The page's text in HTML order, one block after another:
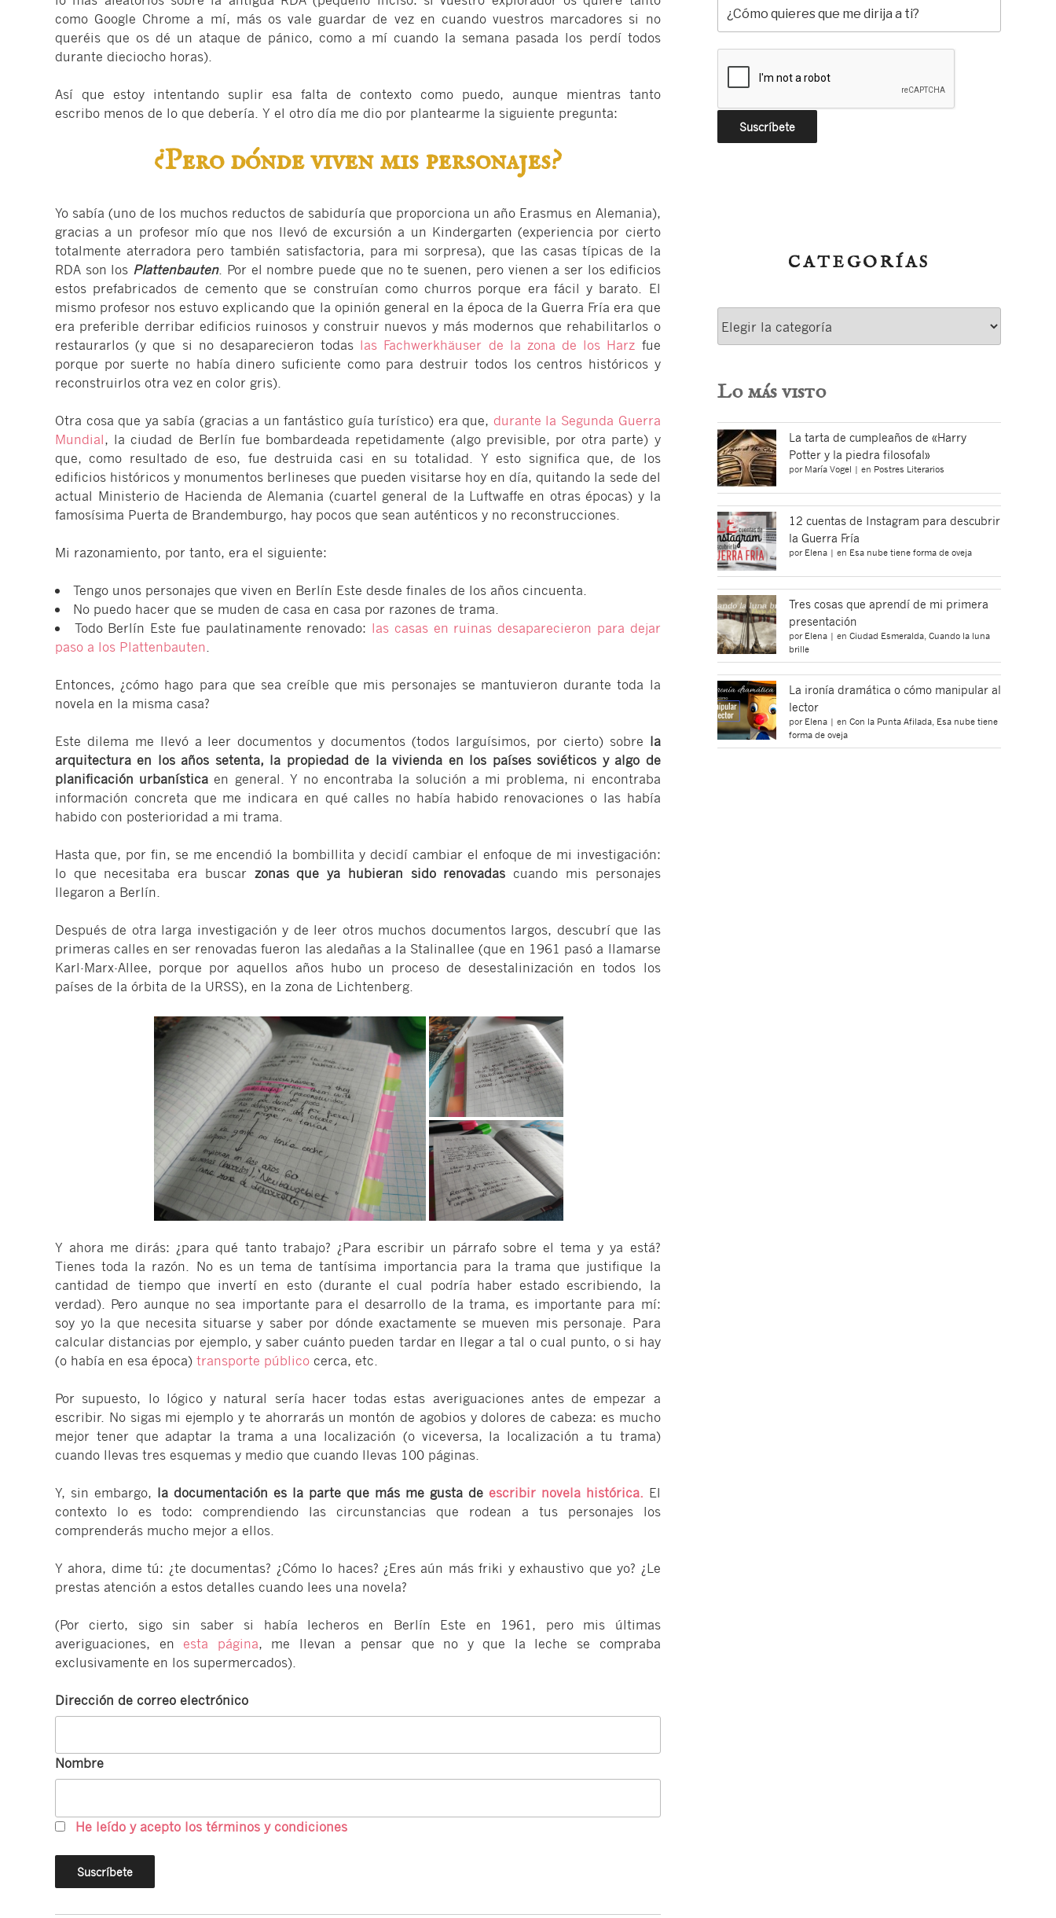
como Google Chrome a mí, más os vale guardar de vez en cuando vuestros marcadores si no
queréis que os dé un ataque de pánico, como a mí cuando la semana pasada los perdí todos
durante dieciocho horas).
Así que estoy intentando suplir esa falta de contexto como puedo, aunque mientras tanto
escribo menos de lo que debería. Y el otro día me dio por plantearme la siguiente pregunta:
¿Pero dónde viven mis personajes?
Yo sabía (uno de los muchos reductos de sabiduría que proporciona un año Erasmus en Alemania),
gracias a un profesor mío que nos llevó de excursión a un Kindergarten (experiencia por cierto
totalmente aterradora pero también satisfactoria, para mi sorpresa), que las casas típicas de la
RDA son los Plattenbauten. Por el nombre puede que no te suenen, pero vienen a ser los edificios
estos prefabricados de cemento que se construían como churros porque era fácil y barato. El
mismo profesor nos estuvo explicando que la opinión general en la época de la Guerra Fría era que
era preferible derribar edificios ruinosos y construir nuevos y más modernos que rehabilitarlos o
restaurarlos (y que si no desaparecieron todas las Fachwerkhäuser de la zona de los Harz fue
porque por suerte no había dinero suficiente como para destruir todos los centros históricos y
reconstruirlos otra vez en color gris).
Otra cosa que ya sabía (gracias a un fantástico guía turístico) era que, durante la Segunda Guerra
Mundial, la ciudad de Berlín fue bombardeada repetidamente (algo previsible, por otra parte) y
que, como resultado de eso, fue destruida casi en su totalidad. Y esto significa que, de los
edificios históricos y monumentos berlineses que pueden visitarse hoy en día, quitando la sede del
actual Ministerio de Hacienda de Alemania (cuartel general de la Luftwaffe en otras épocas) y la
famosísima Puerta de Brandemburgo, hay pocos que sean auténticos y no reconstrucciones.
Mi razonamiento, por tanto, era el siguiente:
Tengo unos personajes que viven en Berlín Este desde finales de los años cincuenta.
No puedo hacer que se muden de casa en casa por razones de trama.
Todo Berlín Este fue paulatinamente renovado: las casas en ruinas desaparecieron para dejar
paso a los Plattenbauten
Entonces, ¿cómo hago para que sea creíble que mis personajes se mantuvieron durante toda la
novela en la misma casa?
Este dilema me llevó a leer documentos y documentos (todos larguísimos, por cierto) sobre la
arquitectura en los años setenta, la propiedad de la vivienda en los países soviéticos y algo de
planificación urbanística en general. Y no encontraba la solución a mi problema, ni encontraba
información concreta que me indicara en qué calles no había habido renovaciones o las había
habido con posterioridad a mi trama.
Hasta que, por fin, se me encendió la bombillita y decidí cambiar el enfoque de mi investigación:
lo que necesitaba era buscar zonas que ya hubieran sido renovadas cuando mis personajes
llegaron a Berlín.
Después de otra larga investigación y de leer otros muchos documentos largos, descubrí que las
primeras calles en ser renovadas fueron las aledañas a la Stalinallee (que en 1961 pasó a llamarse
Karl-Marx-Allee, porque por aquellos años hubo un proceso de desestalinización en todos los
países de la órbita de la URSS), en la zona de Lichtenberg.
Y ahora me dirás: ¿para qué tanto trabajo? ¿Para escribir un párrafo sobre el tema y ya está?
Tienes toda la razón. No es un tema de tantísima importancia para la trama que justifique la
cantidad de tiempo que invertí en esto (durante el cual podría haber estado escribiendo, la
verdad). Pero aunque no sea importante para el desarrollo de la trama, es importante para mí:
soy yo la que necesita situarse y saber por dónde exactamente se mueven mis personaje. Para
calcular distancias por ejemplo, y saber cuánto pueden tardar en llegar a tal o cual punto, o si hay
(o había en esa época) transporte público cerca, etc.
Por supuesto, lo lógico y natural sería hacer todas estas averiguaciones antes de empezar a
escribir. No sigas mi ejemplo y te ahorrarás un montón de agobios y dolores de cabeza: es mucho
mejor tener que adaptar la trama a una localización (o viceversa, la localización a tu trama)
cuando llevas tres esquemas y medio que cuando llevas 100 páginas.
Y, sin embargo, la documentación es la parte que más me gusta de escribir novela histórica. El
contexto lo es todo: comprendiendo las circunstancias que rodean a tus personajes los
comprenderás mucho mejor a ellos.
Y ahora, dime tú: ¿te documentas? ¿Cómo lo haces? ¿Eres aún más friki y exhaustivo que yo? ¿Le
prestas atención a estos detalles cuando lees una novela?
(Por cierto, sigo sin saber si había lecheros en Berlín Este en 1961, pero mis últimas
averiguaciones, en esta página, me llevan a pensar que no y que la leche se compraba
exclusivamente en los supermercados).
Dirección de correo electrónico
Nombre
He leído y acepto los términos y condiciones
CATEGORÍAS
Lo más visto
La tarta de cumpleaños de «Harry
Potter y la piedra filosofal»
porMaría Vogel | en Postres Literarios
12 cuentas de Instagram para descubrir
la Guerra Fría
porElena| en Esa nube tiene forma de oveja
Tres cosas que aprendí de mi primera
presentación
porElena| en Ciudad Esmeralda,Cuando la luna
brille
La ironía dramática o cómo manipular al
lector
porElena| en Con la Punta Afilada, Esa nube tiene
forma de oveja